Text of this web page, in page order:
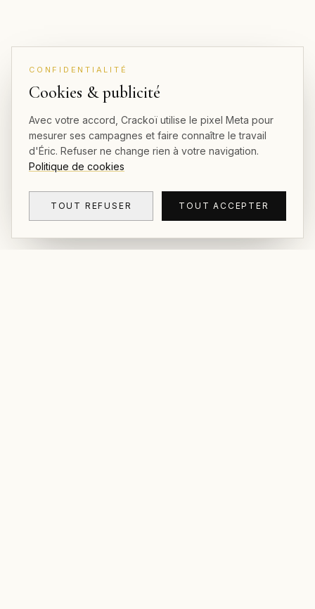
CONFIDENTIALITÉ
Cookies & publicité
Avec votre accord, Crackoï utilise le pixel Meta pour
mesurer ses campagnes et faire connaître le travail
d'Éric. Refuser ne change rien à votre navigation.
Politique de cookies
TOUT REFUSER TOUT ACCEPTER